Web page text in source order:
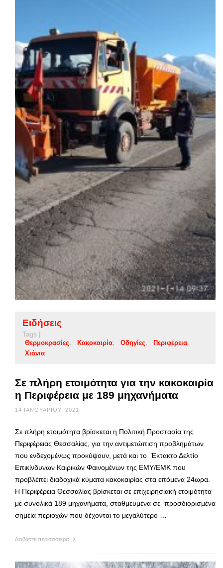
Ειδήσεις
Tags |
Θερμοκρασίες
Κακοκαιρία Οδηγίες
Περιφέρεια
Χιόνια
Σε πλήρη ετοιμότητα για την κακοκαιρία
η Περιφέρεια με 189 μηχανήματα
14 ΙΑΝΟΥΑΡΊΟΥ, 2021
Σε πλήρη ετοιμότητα βρίσκεται η Πολιτική Προστασία της
Περιφέρειας Θεσσαλίας, για την αντιμετώπιση προβλημάτων
που ενδεχομένως προκύψουν, μετά και το Έκτακτο Δελτίο
Επικίνδυνων Καιρικών Φαινομένων της ΕΜΥ/ΕΜΚ που
προβλέπει διαδοχικά κύματα κακοκαιρίας στα επόμενα 24ωρα.
Η Περιφέρεια Θεσσαλίας βρίσκεται σε επιχειρησιακή ετοιμότητα
με συνολικά 189 μηχανήματα, σταθμευμένα σε προσδιορισμένα
σημεία περιοχών που δέχονται το μεγαλύτερο …
Διαβάστε περισσότερα